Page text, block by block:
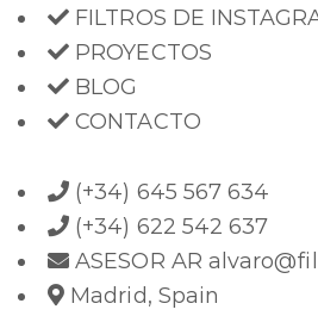
FILTROS DE
PROYECTOS
BLOG
CONTACTO
(+34) 645 567 634
(+34) 622 542 637
ASESOR AR
Madrid, Spain